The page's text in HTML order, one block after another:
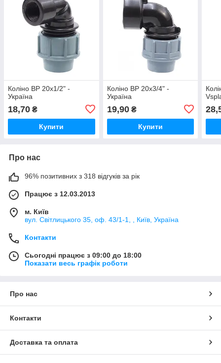
Коліно ВР 20х1/2" -
Україна
18,70 ₴
Купити
Коліно ВР 20х3/4" -
Україна
19,90₴
Купити
Про нас
96% позитивних з 318 відгуків за рік
Працює з 12.03.2013
м. Київ
вул. Світлицького 35, оф. 43/1-1, , Київ, Україна
Контакти
Сьогодні працює з 09:00 до 18:00
Показати весь графік роботи
Про нас
Контакти
Доставка та оплата